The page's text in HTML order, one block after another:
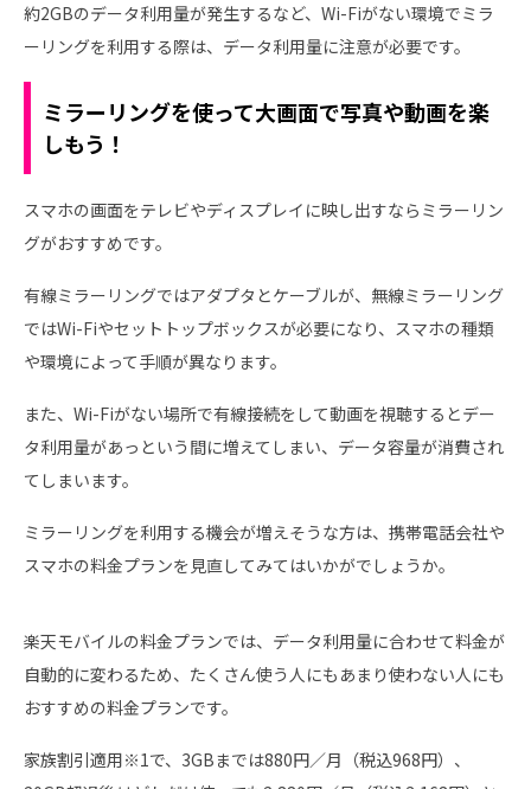
約2GBのデータ利用量が発生するなど、Wi-Fiがない環境でミラ
ーリングを利用する際は、データ利用量に注意が必要です。
ミラーリングを使って大画面で写真や動画を楽
しもう！
スマホの画面をテレビやディスプレイに映し出すならミラーリン
グがおすすめです。
有線ミラーリングではアダプタとケーブルが、無線ミラーリング
ではWi-Fiやセットトップボックスが必要になり、スマホの種類
や環境によって手順が異なります。
また、Wi-Fiがない場所で有線接続をして動画を視聴するとデー
タ利用量があっという間に増えてしまい、データ容量が消費され
てしまいます。
ミラーリングを利用する機会が増えそうな方は、携帯電話会社や
スマホの料金プランを見直してみてはいかがでしょうか。
楽天モバイルの料金プランでは、データ利用量に合わせて料金が
自動的に変わるため、たくさん使う人にもあまり使わない人にも
おすすめの料金プランです。
家族割引適用※1で、3GBまでは880円／月（税込968円）、